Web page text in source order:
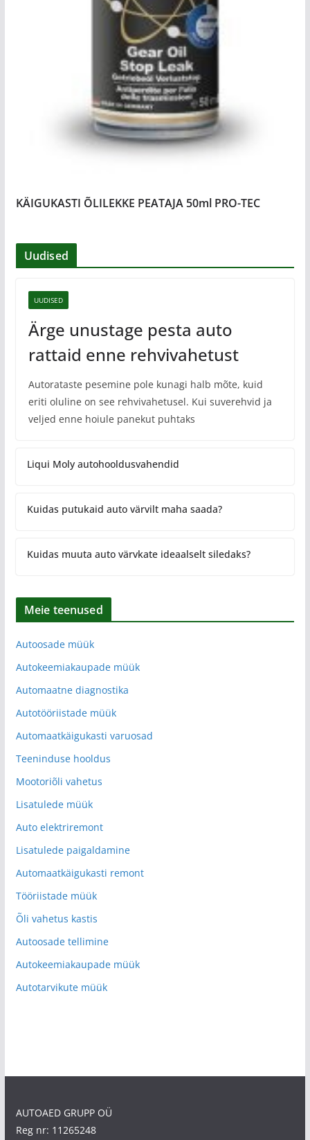
KÄIGUKASTI ÕLILEKKE PEATAJA 50ml PRO-TEC
Uudised
UUDISED
Ärge unustage pesta auto
rattaid enne rehvivahetust
Autorataste pesemine pole kunagi halb mõte, kuid
eriti oluline on see rehvivahetusel. Kui suverehvid ja
veljed enne hoiule panekut puhtaks
Liqui Moly autohooldusvahendid
Kuidas putukaid auto värvilt maha saada?
Kuidas muuta auto värvkate ideaalselt siledaks?
Meie teenused
Autoosade müük
Autokeemiakaupade müük
Automaatne diagnostika
Autotööriistade müük
Automaatkäigukasti varuosad
Teeninduse hooldus
Mootoriõli vahetus
Lisatulede müük
Auto elektriremont
Lisatulede paigaldamine
Automaatkäigukasti remont
Tööriistade müük
Õli vahetus kastis
Autoosade tellimine
Autokeemiakaupade müük
Autotarvikute müük
AUTOAED GRUPP OÜ
Reg nr: 11265248